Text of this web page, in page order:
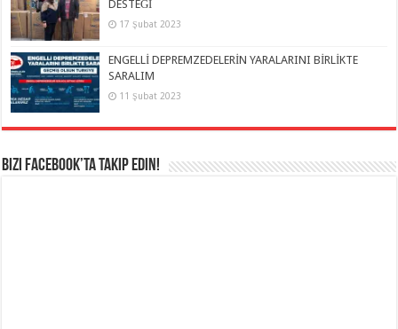
DESTEĞİ
17 Şubat 2023
ENGELLİ DEPREMZEDELERİN YARALARINI BİRLİKTE
SARALIM
11 Şubat 2023
Bizi Facebook’ta takip edin!